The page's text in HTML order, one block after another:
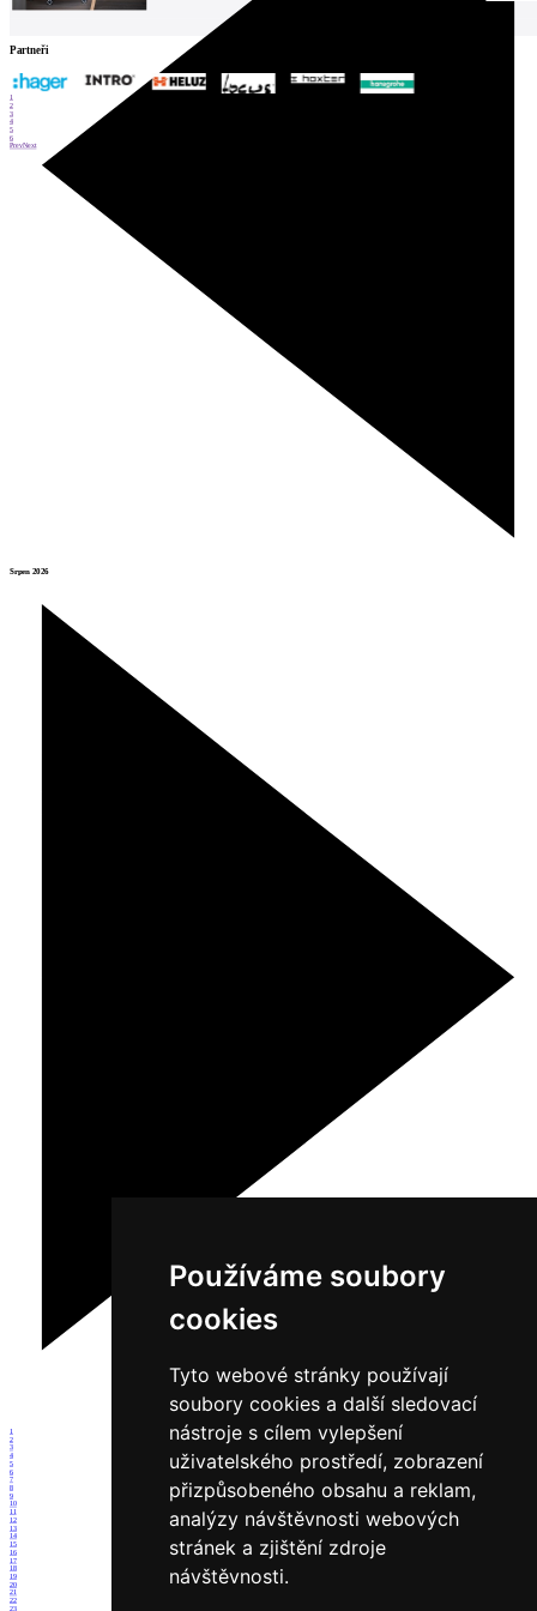
Používáme soubory
cookies
Tyto webové stránky používají
soubory cookies a další sledovací
nástroje s cílem vylepšení
uživatelského prostředí, zobrazení
přizpůsobeného obsahu a reklam,
analýzy návštěvnosti webových
stránek a zjištění zdroje
návštěvnosti.
Srpen 2026
1
2
3
4
5
6
7
8
9
10
11
12
13
14
15
16
17
18
19
20
21
22
23
Partneři
1
2
3
4
5
6
PrevNext